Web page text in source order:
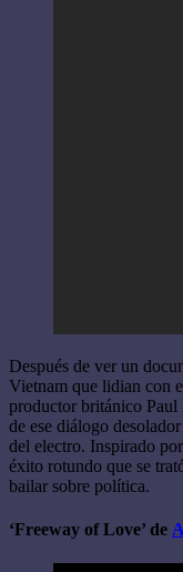
Después de ver un
Vietnam que lidian con
productor británico Paul
de ese diálogo
del electro. Inspirado
éxito rotundo que se
bailar sobre política.
‘Freeway of Love’ de